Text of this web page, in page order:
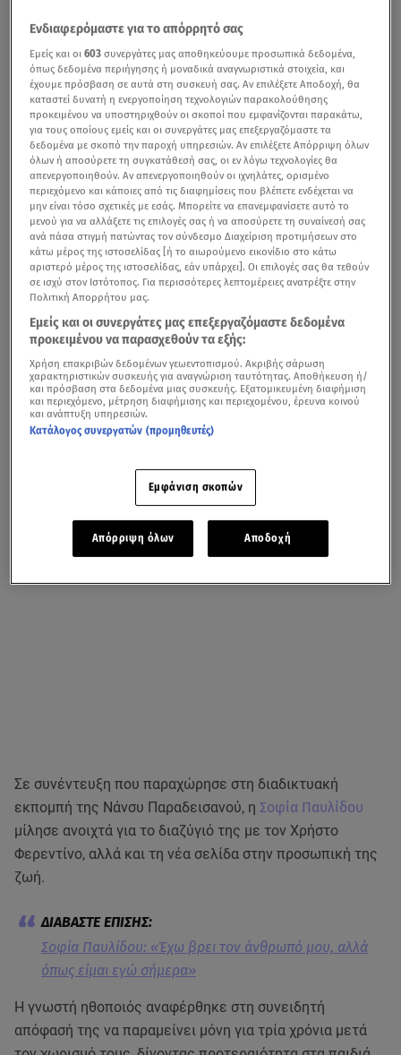
Σε συνέντευξη που παραχώρησε στη διαδικτυακή
εκπομπή της Νάνσυ Παραδεισανού, η Σοφία Παυλίδου
μίλησε ανοιχτά για το διαζύγιό της με τον Χρήστο
Φερεντίνο, αλλά και τη νέα σελίδα στην προσωπική της
ζωή.
Σοφία Παυλίδου: «Έχω βρει τον άνθρωπό μου, αλλά
όπως είμαι εγώ σήμερα»
Η γνωστή ηθοποιός αναφέρθηκε στη συνειδητή
απόφασή της να παραμείνει μόνη για τρία χρόνια μετά
Ενδιαφερόμαστε για το απόρρητό σας
Εμείς και οι603 συνεργάτες μας αποθηκεύουμε προσωπικά δεδομένα,
όπως δεδομένα περιήγησης ή μοναδικά αναγνωριστικά στοιχεία, και
έχουμε πρόσβαση σε αυτά στη συσκευή σας. Αν επιλέξετε Αποδοχή, θα
καταστεί δυνατή η ενεργοποίηση τεχνολογιών παρακολούθησης
προκειμένου να υποστηριχθούν οι σκοποί που εμφανίζονται παρακάτω,
για τους οποίους εμείς και οι συνεργάτες μας επεξεργαζόμαστε τα
δεδομένα με σκοπό την παροχή υπηρεσιών. Αν επιλέξετε Απόρριψη όλων
όλων ή αποσύρετε τη συγκατάθεσή σας, οι εν λόγω τεχνολογίες θα
απενεργοποιηθούν. Αν απενεργοποιηθούν οι ιχνηλάτες, ορισμένο
περιεχόμενο και κάποιες από τις διαφημίσεις που βλέπετε ενδέχεται να
μην είναι τόσο σχετικές με εσάς. Μπορείτε να επανεμφανίσετε αυτό το
μενού για να αλλάξετε τις επιλογές σας ή να αποσύρετε τη συναίνεσή σας
ανά πάσα στιγμή πατώντας τον σύνδεσμο Διαχείριση προτιμήσεων στο
κάτω μέρος της ιστοσελίδας [ή το αιωρούμενο εικονίδιο στο κάτω
αριστερό μέρος της ιστοσελίδας, εάν υπάρχει]. Οι επιλογές σας θα τεθούν
σε ισχύ στον Ιστότοπος. Για περισσότερες λεπτομέρειες ανατρέξτε στην
Πολιτική Απορρήτου μας.
Εμείς και οι συνεργάτες μας επεξεργαζόμαστε δεδομένα
προκειμένου να παρασχεθούν τα εξής:
Χρήση επακριβών δεδομένων γεωεντοπισμού. Ακριβής σάρωση
χαρακτηριστικών συσκευής για αναγνώριση ταυτότητας. Αποθήκευση ή/
και πρόσβαση στα δεδομένα μιας συσκευής. Εξατομικευμένη διαφήμιση
και περιεχόμενο, μέτρηση διαφήμισης και περιεχομένου, έρευνα κοινού
και ανάπτυξη υπηρεσιών.
Κατάλογος συνεργατών (προμηθευτές)
Εμφάνιση σκοπών
Απόρριψη όλων Αποδοχή